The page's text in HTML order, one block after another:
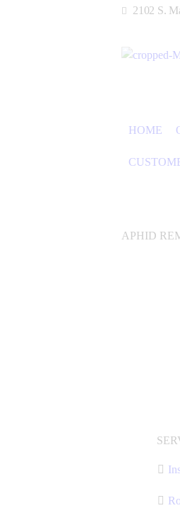
2102 S.
HOME
APHID